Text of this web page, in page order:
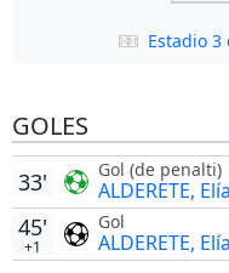
Estadio 3
GOLES
Gol (de penalti)
ALDERETE,
33'
Gol
ALDERETE,
45'
+1